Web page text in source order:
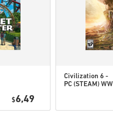
$6,49
Civilization 6 -
PC (STEAM) WW